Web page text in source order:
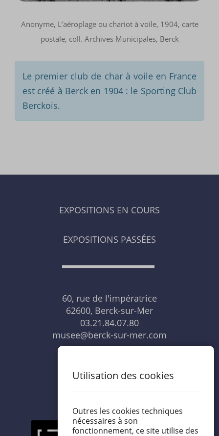
Anonyme, L’aéroplage ou chariot à voile, 1904, carte
postale, coll. Archives Municipales, Berck
Le premier club de char à voile en France
est créé à Berck en 1904 : le Sporting Club
Berckois.
EXPOSITIONS EN COURS
EXPOSITIONS PASSÉES
60, rue de l'impératrice
62600, Berck-sur-Mer
03.21.84.07.80
musee@berck-sur-mer.com
Utilisation des cookies
Outres les cookies techniques
nécessaires à son
fonctionnement, ce site utilise des